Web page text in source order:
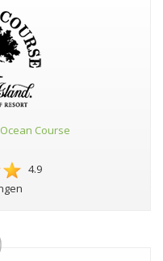
Course
4.9